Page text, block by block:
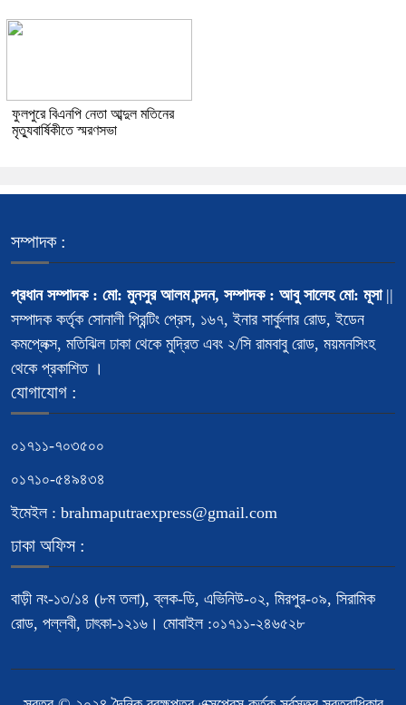
ফুলপুরে বিএনপি নেতা আব্দুল মতিনের
মৃত্যুবার্ষিকীতে স্মরণসভা
সম্পাদক :
প্রধান সম্পাদক : মো: মুনসুর আলম চন্দন, সম্পাদক : আবু সালেহ মো: মূসা||
সম্পাদক কর্তৃক সোনালী প্রিন্টিং প্রেস, ১৬৭, ইনার সার্কুলার রোড, ইডেন
কমপ্লেক্স, মতিঝিল ঢাকা থেকে মুদ্রিত এবং ২/সি রামবাবু রোড, ময়মনসিংহ
থেকে প্রকাশিত ।
যোগাযোগ :
০১৭১১-৭০৩৫০০
০১৭১০-৫৪৯৪৩৪
ইমেইল : brahmaputraexpress@gmail.com
ঢাকা অফিস :
বাড়ী নং-১৩/১৪ (৮ম তলা), ব্লক-ডি, এভিনিউ-০২, মিরপুর-০৯, সিরামিক
রোড, পল্লবী, ঢাৎকা-১২১৬। মোবাইল :০১৭১১-২৪৬৫২৮